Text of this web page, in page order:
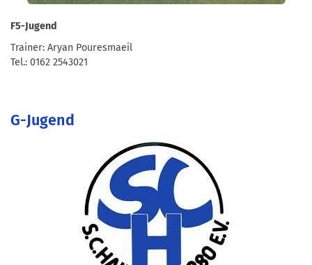
F5-Jugend
Trainer: Aryan Pouresmaeil
Tel.: 0162 2543021
G-Jugend